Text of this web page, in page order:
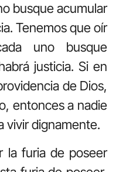
busque acumular
Tenemos que oír
uno busque
justicia. Si en
de Dios,
entonces a nadie
vivir dignamente.
la furia de poseer